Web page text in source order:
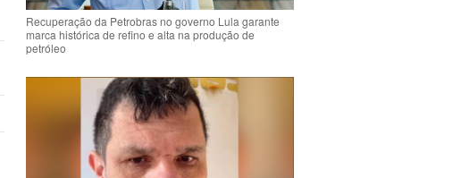
Recuperação da Petrobras no governo Lula garante
marca histórica de refino e alta na produção de
petróleo